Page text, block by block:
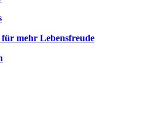
mehr Lebensfreude